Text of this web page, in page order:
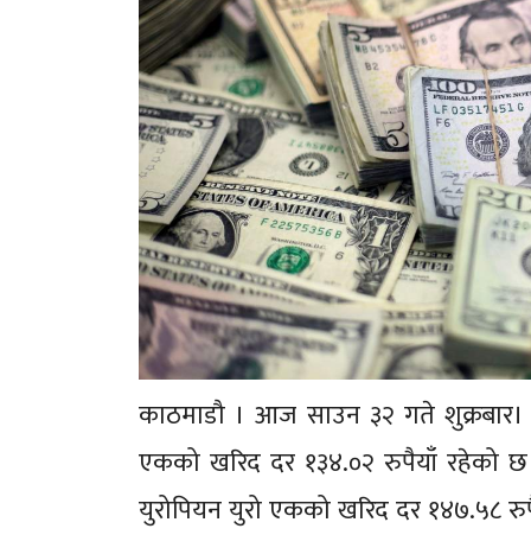
काठमाडौ । आज साउन ३२ गते
एकको खरिद दर १३४.०२ रुपैयाँ रहेको
युरोपियन युरो एकको खरिद दर १४७.५८